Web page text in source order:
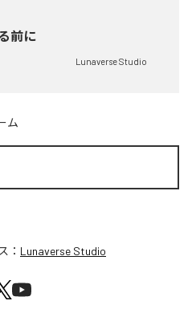
前に
Lunaverse Studio
ム
： Lunaverse Studio